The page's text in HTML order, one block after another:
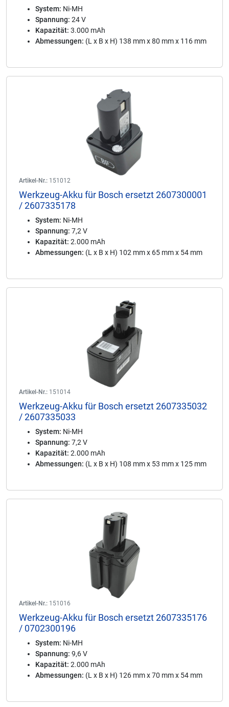
System: Ni-MH
Spannung: 24 V
Kapazität: 3.000 mAh
Abmessungen: (L x B x H) 138 mm x 80 mm x 116 mm
Artikel-Nr.: 151012
Werkzeug-Akku für Bosch ersetzt 2607300001
/ 2607335178
System: Ni-MH
Spannung: 7,2 V
Kapazität: 2.000 mAh
Abmessungen: (L x B x H) 102 mm x 65 mm x 54 mm
Artikel-Nr.: 151014
Werkzeug-Akku für Bosch ersetzt 2607335032
/ 2607335033
System: Ni-MH
Spannung: 7,2 V
Kapazität: 2.000 mAh
Abmessungen: (L x B x H) 108 mm x 53 mm x 125 mm
Artikel-Nr.: 151016
Werkzeug-Akku für Bosch ersetzt 2607335176
/ 0702300196
System: Ni-MH
Spannung: 9,6 V
Kapazität: 2.000 mAh
Abmessungen: (L x B x H) 126 mm x 70 mm x 54 mm